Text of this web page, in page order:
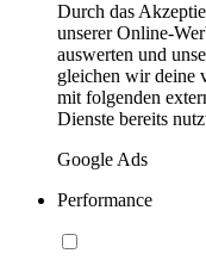
Durch das
unserer Online-
auswerten und
gleichen wir deine
mit folgenden
Dienste bereits
Google Ads
Performance